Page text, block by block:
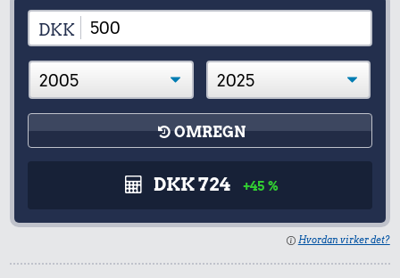
DKK
OMREGN
DKK 724 +45 %
Hvordan virker det?